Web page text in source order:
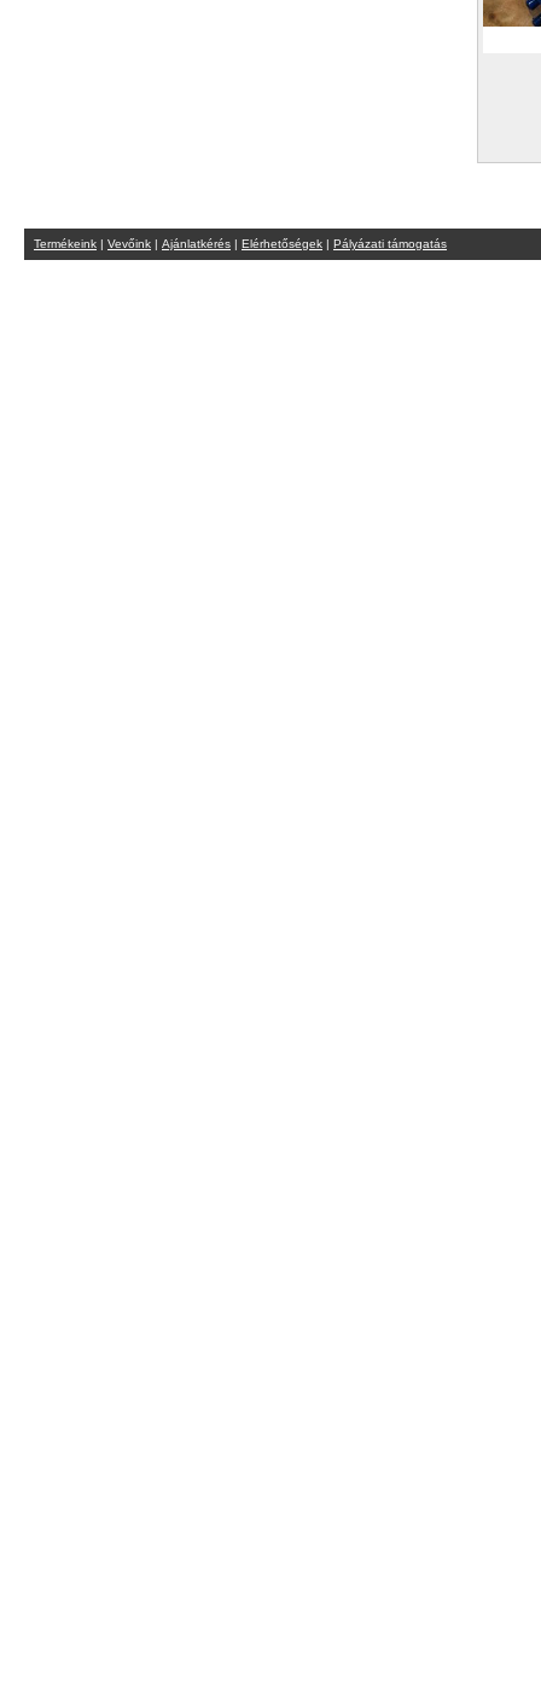
Termékeink | Vevőink | Ajánlatkérés | Elérhetőségek | Pályázati támogatás